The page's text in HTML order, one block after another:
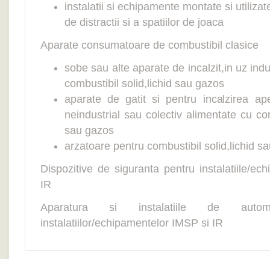
instalatii si echipamente montate si
de distractii si a spatiilor de joaca
Aparate consumatoare de combustibil clasice
sobe sau alte aparate de incalzit,in uz
combustibil solid,lichid sau gazos
aparate de gatit si pentru incalzirea
neindustrial sau colectiv alimentate cu
sau gazos
arzatoare pentru combustibil solid,lichid
Dispozitive de siguranta pentru instalatiile/
IR
Aparatura si instalatiile de
instalatiilor/echipamentelor IMSP si IR